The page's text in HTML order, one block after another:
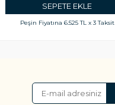
SEPETE EKLE
Peşin Fiyatına 6.525 TL x 3 Taksit